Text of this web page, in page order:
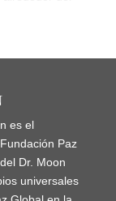
es el
Paz
Dr. Moon
universales